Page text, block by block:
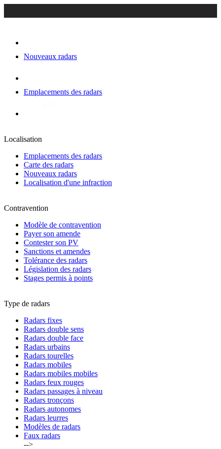
Nouveaux radars
Emplacements des radars
Localisation
Emplacements des radars
Carte des radars
Nouveaux radars
Localisation d'une infraction
Contravention
Modèle de contravention
Payer son amende
Contester son PV
Sanctions et amendes
Tolérance des radars
Législation des radars
Stages permis à points
Type de radars
Radars fixes
Radars double sens
Radars double face
Radars urbains
Radars tourelles
Radars mobiles
Radars mobiles mobiles
Radars feux rouges
Radars passages à niveau
Radars tronçons
Radars autonomes
Radars leurres
Modèles de radars
Faux radars
-->